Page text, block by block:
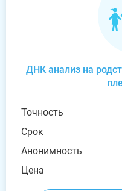
ДНК анализ на
Точность
Срок
Анонимность
Цена